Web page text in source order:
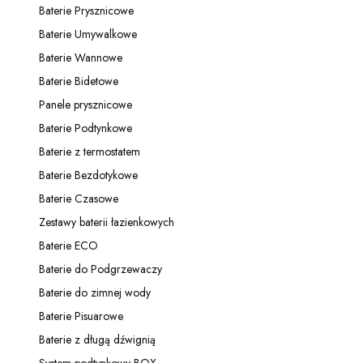
Kategoria - Baterie Prysznicowe
Baterie Prysznicowe
Kategoria - Baterie Umywalkowe
Baterie Umywalkowe
Kategoria - Baterie Wannowe
Baterie Wannowe
Kategoria - Baterie Bidetowe
Baterie Bidetowe
Kategoria - Panele prysznicowe
Panele prysznicowe
Kategoria - Baterie Podtynkowe
Baterie Podtynkowe
Kategoria - Baterie z termostatem
Baterie z termostatem
Kategoria - Baterie Bezdotykowe
Baterie Bezdotykowe
Kategoria - Baterie Czasowe
Baterie Czasowe
Kategoria - Zestawy baterii łazienkowych
Zestawy baterii łazienkowych
Kategoria - Baterie ECO
Baterie ECO
Kategoria - Baterie do Podgrzewaczy
Baterie do Podgrzewaczy
Kategoria - Baterie do zimnej wody
Baterie do zimnej wody
Kategoria - Baterie Pisuarowe
Baterie Pisuarowe
Kategoria - Baterie z długą dźwignią
Baterie z długą dźwignią